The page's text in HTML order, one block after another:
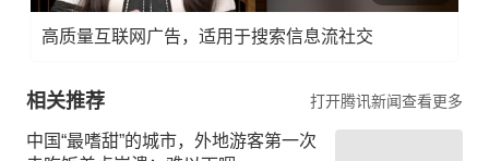
高质量互联网广告，适用于搜索信息流社交
相关推荐 打开腾讯新闻查看更多
中国“最嗜甜”的城市，外地游客第一次